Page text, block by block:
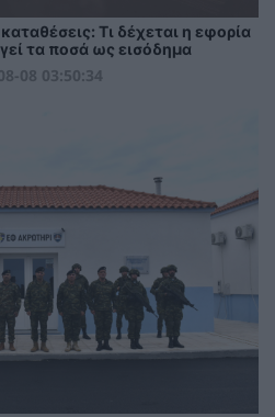
Τι δέχεται η εφορία
τα ποσά ως εισόδημα
08 03:50:34